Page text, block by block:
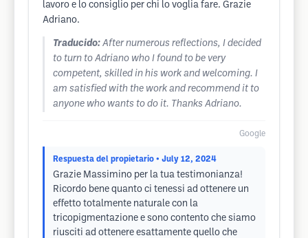
lavoro e lo consiglio per chi lo voglia fare. Grazie
Adriano.
Traducido: After numerous reflections, I decided
to turn to Adriano who I found to be very
competent, skilled in his work and welcoming. I
am satisfied with the work and recommend it to
anyone who wants to do it. Thanks Adriano.
Google
Respuesta del propietario • July 12, 2024
Grazie Massimino per la tua testimonianza!
Ricordo bene quanto ci tenessi ad ottenere un
effetto totalmente naturale con la
tricopigmentazione e sono contento che siamo
riusciti ad ottenere esattamente quello che